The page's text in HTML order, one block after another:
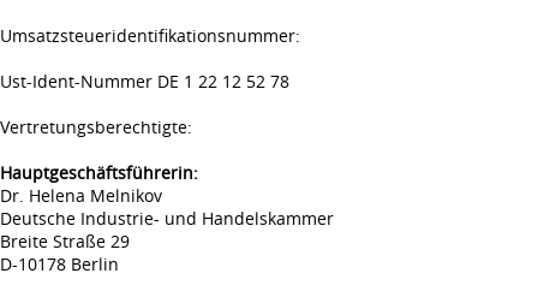
Umsatzsteueridentifikationsnummer:
Ust-Ident-Nummer DE 1 22 12 52 78
Vertretungsberechtigte:
Hauptgeschäftsführerin:
Dr. Helena Melnikov
Deutsche Industrie- und Handelskammer
Breite Straße 29
D-10178 Berlin